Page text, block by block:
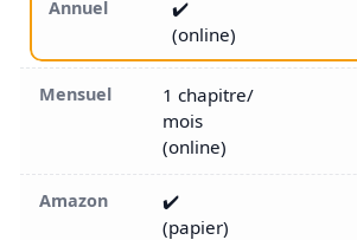
✔️
(online)
1 chapitre/
mois
(online)
✔️
(papier)